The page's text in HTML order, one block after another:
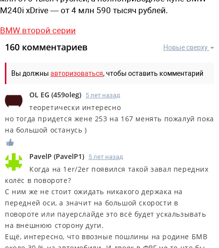
M240i xDrive — от 4 млн 590 тысяч рублей.
BMW второй серии
Новые сверху
160 комментариев
Вы должны авторизоваться, чтобы оставить комментарий
OL EG (459oleg) 5 лет назад
теоретически интересно
но тогда придется жене 253 на 167 менять пожалуй пока
на большой останусь )
PavelP (PavelP1) 5 лет назад
Когда на 1er/2er появился такой завал передних
колёс в повороте?
С ним же не стоит ожидать никакого держака на
передней оси, а значит на большой скорости в
повороте или пауерслайде это всё будет ускальзывать
на внешнюю сторону дуги.
Ещё, интересно, что ввозные пошлины на родине БМВ